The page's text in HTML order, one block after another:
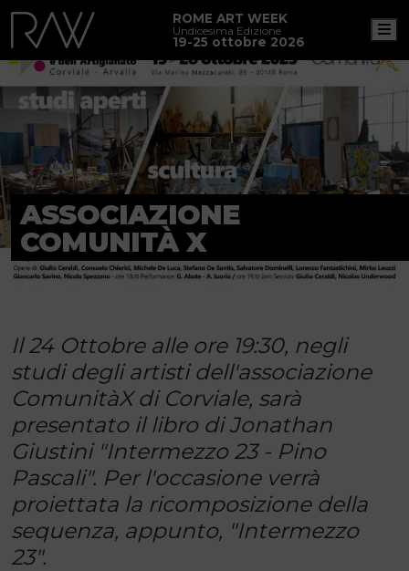
ROME ART WEEK
Undicesima Edizione
19-25 ottobre 2026
ASSOCIAZIONE
COMUNITÀ X
Il 24 Ottobre alle ore 19:30, negli
studi degli artisti dell'associazione
ComunitàX di Corviale, sarà
presentato il libro di Jonathan
Giustini "Intermezzo 23 - Pino
Pascali". Per l'occasione verrà
proiettata la ricomposizione della
sequenza, appunto, "Intermezzo
23".